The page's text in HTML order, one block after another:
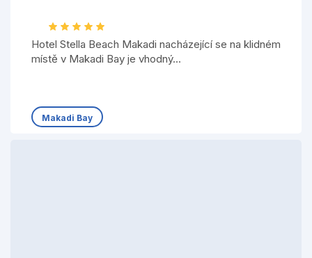
Hotel Stella Beach Makadi nacházející se na klidném
místě v Makadi Bay je vhodný...
Makadi Bay